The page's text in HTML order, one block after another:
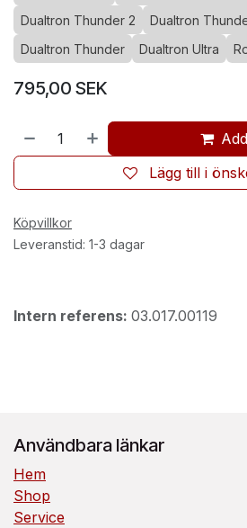
Dualtron Thunder 2
Dualtron
Dualtron Thunder
Dualtron Ultra
795,00 SEK
Lägg till i
Köpvillkor
Leveranstid: 1-3 dagar
Intern referens: 03.017.00119
Användbara länkar
Hem
Shop
Service